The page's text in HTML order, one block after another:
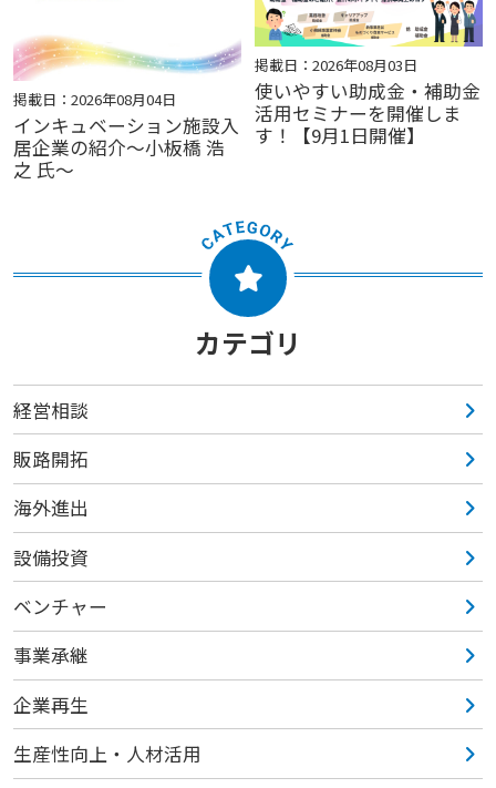
掲載日：2026年08月04日
インキュベーション施設入
居企業の紹介～小板橋 浩
之 氏～
掲載日：2026年08月03日
使いやすい助成金・補助金
活用セミナーを開催しま
す！【9月1日開催】
カテゴリ
経営相談
販路開拓
海外進出
設備投資
ベンチャー
事業承継
企業再生
生産性向上・人材活用